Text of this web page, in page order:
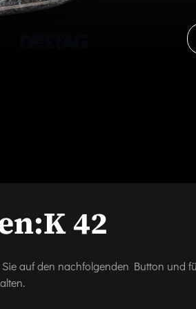
K 42
auf den nachfolgenden Button und